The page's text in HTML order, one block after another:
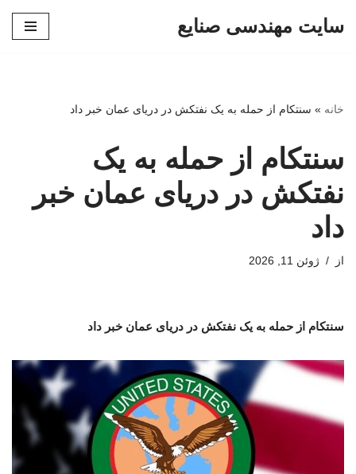
سایت مهندسی صنایع
خانه » سنتکام از حمله به یک نفتکش در دریای عمان خبر داد
سنتکام از حمله به یک
نفتکش در دریای عمان خبر
داد
از ژوئن 11, 2026
سنتکام از حمله به یک نفتکش در دریای عمان خبر داد